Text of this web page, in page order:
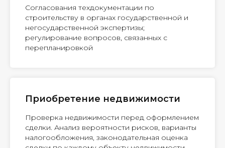
Согласования техдокументации по
строительству в органах государственной и
негосударственной экспертизы;
регулирование вопросов, связанных с
перепланировкой
Приобретение недвижимости
Проверка недвижимости перед оформлением
сделки. Анализ вероятности рисков, варианты
налогообложения, законодательная оценка